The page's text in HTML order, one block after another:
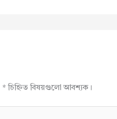
*চিহ্নিত বিষয়গুলো আবশ্যক।